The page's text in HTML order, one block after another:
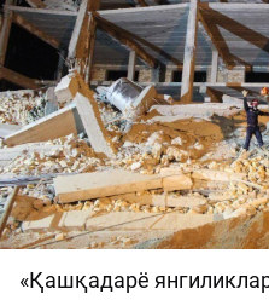
«Қашқадарё